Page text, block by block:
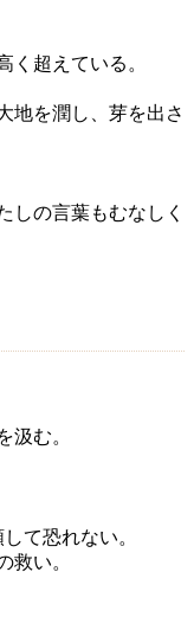
く超えている。
地を潤し、芽を出さ
しの言葉もむなしく
汲む。
て恐れない。
救い。